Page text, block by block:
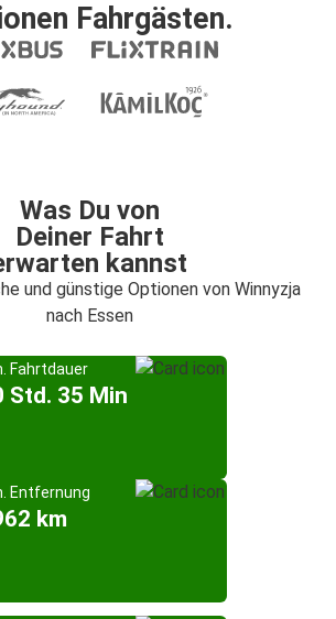
Fahrgästen.
Was Du von
Deiner Fahrt
kannst
und günstige Optionen von Winnyzja
nach Essen
Fahrtdauer
Std. 35 Min
Entfernung
km